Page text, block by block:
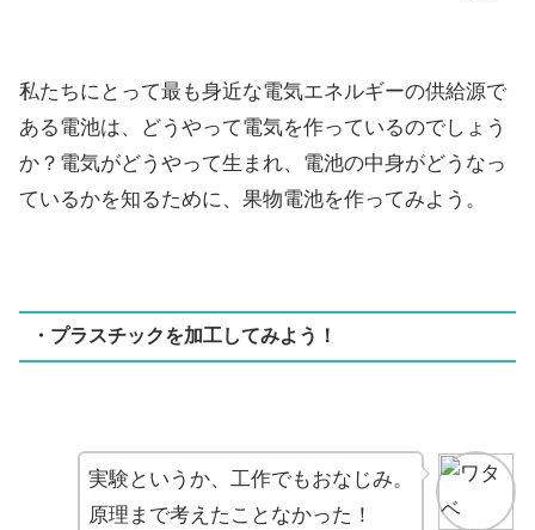
私たちにとって最も身近な電気エネルギーの供給源で
ある電池は、どうやって電気を作っているのでしょう
か？電気がどうやって生まれ、電池の中身がどうなっ
ているかを知るために、果物電池を作ってみよう。
・プラスチックを加工してみよう！
実験というか、工作でもおなじみ。
原理まで考えたことなかった！